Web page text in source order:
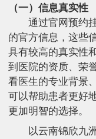
（一）信息真实性
通过官网预约
的官方信息，这些
具有较高的真实性
到医院的资质、荣
看医生的专业背景
可以帮助患者更好
更加明智的选择。
以云南锦欣九